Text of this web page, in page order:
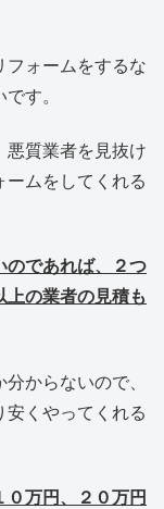
フォームをするな
す。
悪質業者を見抜け
ームをしてくれる
のであれば、２つ
上の業者の見積も
からないので、
安くやってくれる
万円、２０万円